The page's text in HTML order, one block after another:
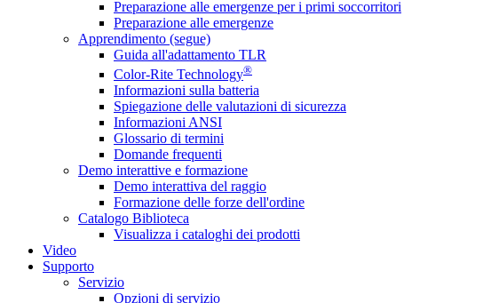
Preparazione alle emergenze per i primi soccorritori
Preparazione alle emergenze
Apprendimento (segue)
Guida all'adattamento TLR
Color-Rite Technology®
Informazioni sulla batteria
Spiegazione delle valutazioni di sicurezza
Informazioni ANSI
Glossario di termini
Domande frequenti
Demo interattive e formazione
Demo interattiva del raggio
Formazione delle forze dell'ordine
Catalogo Biblioteca
Visualizza i cataloghi dei prodotti
Video
Supporto
Servizio
Opzioni di servizio